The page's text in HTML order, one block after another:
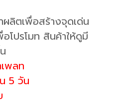
ผลิตเพื่อสร้างจุดเด่น
โปรโมท สินค้าให้ดูมี
พลท
5 วัน